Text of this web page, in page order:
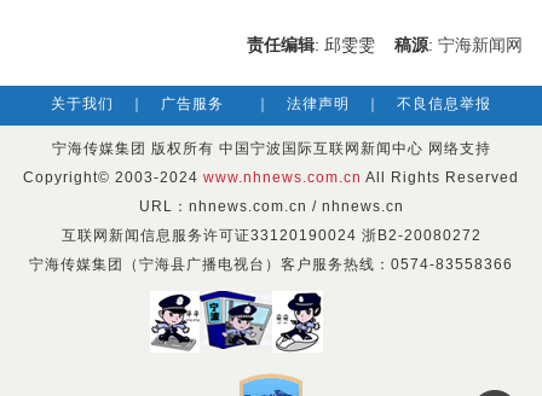
责任编辑: 邱雯雯 稿源: 宁海新闻网
关于我们 广告服务 法律声明 不良信息举报
宁海传媒集团 版权所有 中国宁波国际互联网新闻中心 网络支持
Copyright© 2003-2024 www.nhnews.com.cn All Rights Reserved
URL：nhnews.com.cn / nhnews.cn
互联网新闻信息服务许可证33120190024 浙B2-20080272
宁海传媒集团（宁海县广播电视台）客户服务热线：0574-83558366